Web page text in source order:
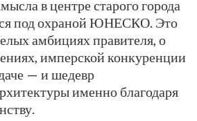
в центре старого города
под охраной ЮНЕСКО. Это
амбициях правителя, о
имперской конкуренции
— и шедевр
именно благодаря